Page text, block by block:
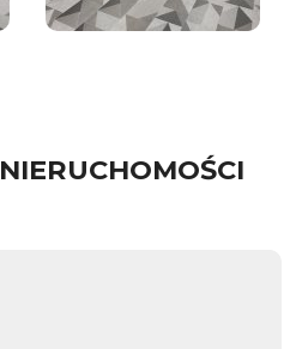
NIERUCHOMOŚCI